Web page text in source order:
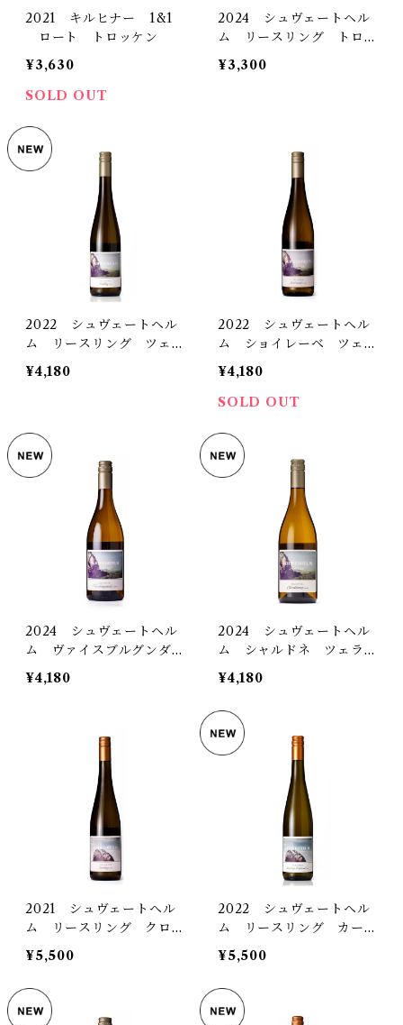
2021 キルヒナー 1&1
ロート トロッケン
¥3,630
SOLD OUT
2024 シュヴェートヘル
ム リースリング トロッ
ケン
¥3,300
2022 シュヴェートヘル
ム リースリング ツェラ
ータール トロッケン
¥4,180
2022 シュヴェートヘル
ム ショイレーベ ツェラ
ータール トロッケン
¥4,180
SOLD OUT
2024 シュヴェートヘル
ム ヴァイスブルグンダ
ー ツェラータール トロ
ッケン
¥4,180
2024 シュヴェートヘル
ム シャルドネ ツェラー
タール トロッケン
¥4,180
2021 シュヴェートヘル
ム リースリング クロイ
ツベルク トロッケン
¥5,500
2022 シュヴェートヘル
ム リースリング カール
スプファート カビネット
¥5,500